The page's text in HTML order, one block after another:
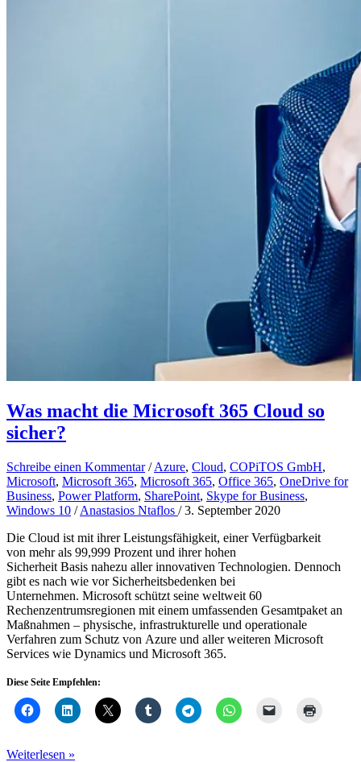
Was macht die Microsoft 365 Cloud so
sicher?
Schreibe einen Kommentar /Azure, Cloud, COPiTOS GmbH,
Microsoft, Microsoft 365, Microsoft 365, Office 365, OneDrive for
Business, Power Platform, SharePoint, Skype for Business,
Windows 10 /Anastasios Ntaflos /3. September 2020
Die Cloud ist mit ihrer Leistungsfähigkeit, einer Verfügbarkeit
von mehr als 99,999 Prozent und ihrer hohen
Sicherheit Basis nahezu aller innovativen Technologien. Dennoch
gibt es nach wie vor Sicherheitsbedenken bei
Unternehmen. Microsoft schützt seine weltweit 60
Rechenzentrumsregionen mit einem umfassenden Gesamtpaket an
Maßnahmen – physische, infrastrukturelle und operationale
Verfahren zum Schutz von Azure und aller weiteren Microsoft
Services wie Dynamics und Microsoft 365.
Diese Seite Empfehlen:
Was
Weiterlesen »